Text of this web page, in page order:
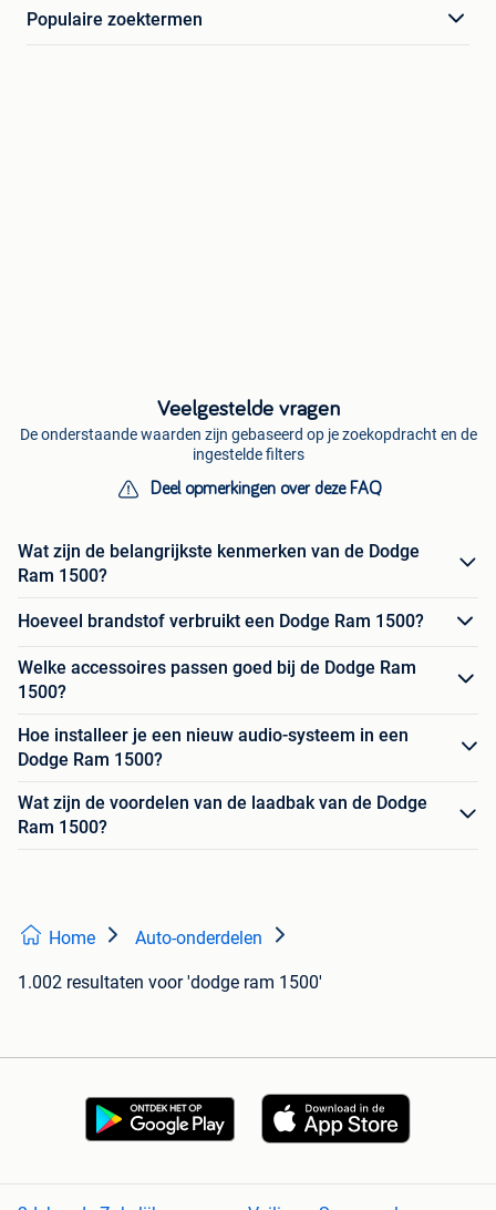
Populaire zoektermen
Veelgestelde vragen
De onderstaande waarden zijn gebaseerd op je zoekopdracht en de
ingestelde filters
Deel opmerkingen over deze FAQ
Wat zijn de belangrijkste kenmerken van de Dodge
Ram 1500?
Hoeveel brandstof verbruikt een Dodge Ram 1500?
Welke accessoires passen goed bij de Dodge Ram
1500?
Hoe installeer je een nieuw audio-systeem in een
Dodge Ram 1500?
Wat zijn de voordelen van de laadbak van de Dodge
Ram 1500?
Home Auto-onderdelen
1.002 resultaten voor 'dodge ram 1500'